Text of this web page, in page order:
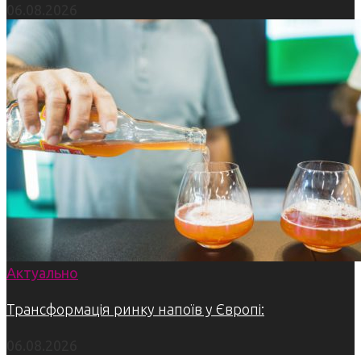
Актуально
Трансформація ринку напоїв у Європі: